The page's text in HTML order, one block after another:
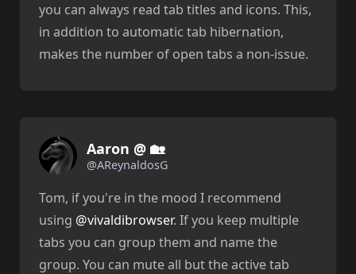
you can always read tab titles and icons. This,
in addition to automatic tab hibernation,
makes the number of open tabs a non-issue.
Aaron @ 🏡
@AReynaldosG
Tom, if you're in the mood I recommend
using @vivaldibrowser. If you keep multiple
tabs you can group them and name the
group. You can mute all but the active tab